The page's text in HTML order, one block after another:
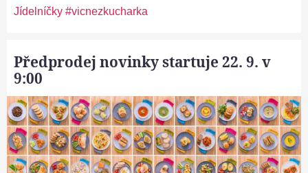
Jídelníčky #vicnezkucharka
Předprodej novinky startuje 22. 9. v
9:00